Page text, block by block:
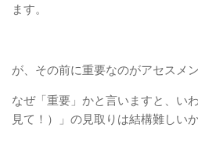
ます。
が、その前に重要なのがアセスメ
なぜ「重要」かと言いますと、い
見て！）」の見取りは結構難しいか